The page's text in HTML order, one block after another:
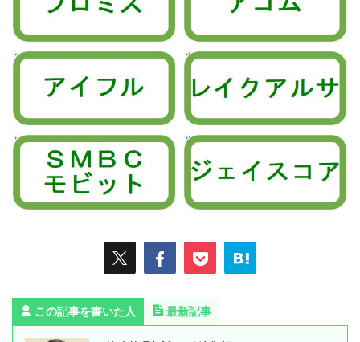
この記事を書いた人 最新記事